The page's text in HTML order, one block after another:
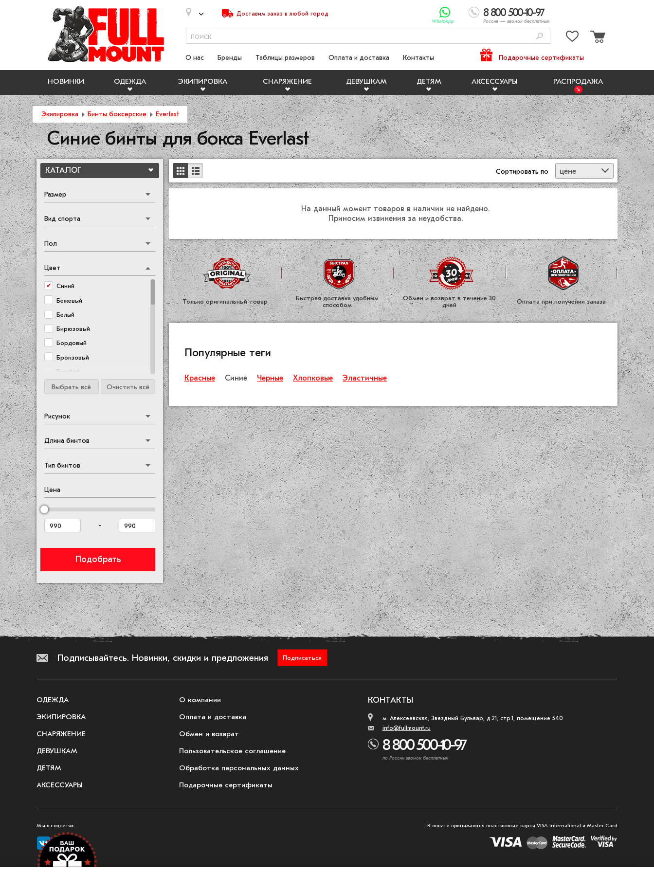
Доставим заказ в любой город 8 800 500-10-97
Россия — звонок бесплатный
WhatsApp
НОВИНКИ ОДЕЖДА ЭКИПИРОВКА СНАРЯЖЕНИЕ ДЕВУШКАМ ДЕТЯМ АКСЕССУАРЫ РАСПРОДАЖА
О нас Бренды Таблицы размеров Оплата и доставка Контакты Подарочные сертификаты
Экипировка Бинты боксерские Everlast
Синие бинты для бокса Everlast
КАТАЛОГ
Размер
Вид спорта
Пол
Цвет
Синий
Бежевый
Белый
Бирюзовый
Бордовый
Бронзовый
Голубой
Желтый
Золотой
Красный
Прозрачный
Розовый
Салатовый
Темно-серый
Фиолетовый
Хаки
Черный
Выбрать всё Очистить всё
Рисунок
Длина бинтов
Тип бинтов
Цена
-
Подобрать
Сортировать по цене
На данный момент товаров в наличии не найдено.
Приносим извинения за неудобства.
Только ориги­нальный товар
Быстрая доставка удобным
способом
Обмен и возврат в течение 30
дней
Оплата при получении заказа
Популярные теги
Красные Синие Черные Хлопковые Эластичные
Подписывайтесь. Новинки, скидки и предложения Подписаться
КОНТАКТЫ
м. Алексеевская, Звездный Бульвар, д.21, стр.1, помещение 540
info@fullmount.ru
8 800 500-10-97
по России звонок бесплатный
ОДЕЖДА
ЭКИПИРОВКА
СНАРЯЖЕНИЕ
ДЕВУШКАМ
ДЕТЯМ
АКСЕССУАРЫ
О компании
Оплата и доставка
Обмен и возврат
Пользовательское соглашение
Обработка персональных данных
Подарочные сертификаты
Мы в соцсетях: К оплате принимаются пластиковые карты VISA International и Master Card
© 2026, Fullmount — магазин одежды и экипировки для единоборств